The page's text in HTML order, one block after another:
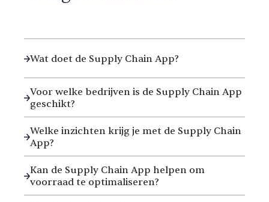
Wat doet de Supply Chain App?
Voor welke bedrijven is de Supply Chain App
geschikt?
Welke inzichten krijg je met de Supply Chain
App?
Kan de Supply Chain App helpen om
voorraad te optimaliseren?